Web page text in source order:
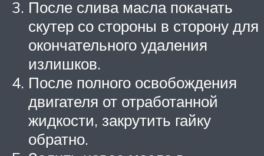
После слива масла покачать
скутер со стороны в сторону для
окончательного удаления
излишков.
После полного освобождения
двигателя от отработанной
жидкости, закрутить гайку
обратно.